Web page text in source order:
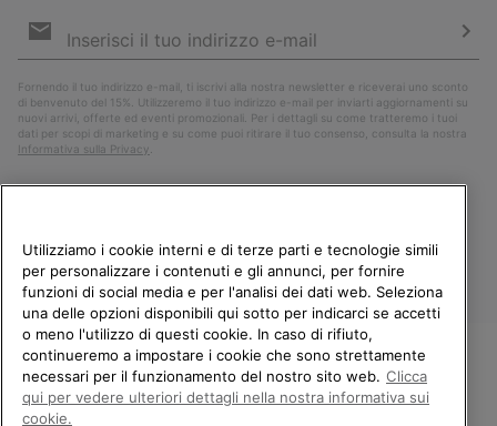
e-
Fornendo il tuo indirizzo e-mail, ti iscrivi alla nostra newsletter e riceverai uno sconto
di benvenuto del 15%. Utilizzeremo il tuo indirizzo e-mail per inviarti aggiornamenti su
nuovi arrivi, offerte ed eventi promozionali. Per i dettagli su come tratteremo i tuoi
dati per scopi di marketing e su come puoi ritirare il tuo consenso, consulta la nostra
Informativa sulla Privacy
Italia
©2026Columbia Sportswear Company. Avenue des Morgines, 12 1213
Petit-Lancy Switzerland. Tutti i diritti riservati.
BENVENUTO/A IN SOREL.
SELEZIONA IL TUO PAESE DI
Utilizziamo i cookie interni e di terze parti e tecnologie simili
per personalizzare i contenuti e gli annunci, per fornire
funzioni di social media e per l'analisi dei dati web. Seleziona
una delle opzioni disponibili qui sotto per indicarci se accetti
o meno l'utilizzo di questi cookie. In caso di rifiuto,
continueremo a impostare i cookie che sono strettamente
necessari per il funzionamento del nostro sito web. Clicca
qui per vedere ulteriori dettagli nella nostra informativa sui
cookie.